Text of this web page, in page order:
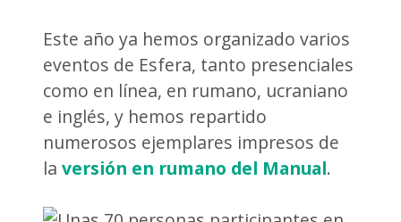
Este año ya hemos organizado varios
eventos de Esfera, tanto presenciales
como en línea, en rumano, ucraniano
e inglés, y hemos repartido
numerosos ejemplares impresos de
laversión en rumano del Manual.